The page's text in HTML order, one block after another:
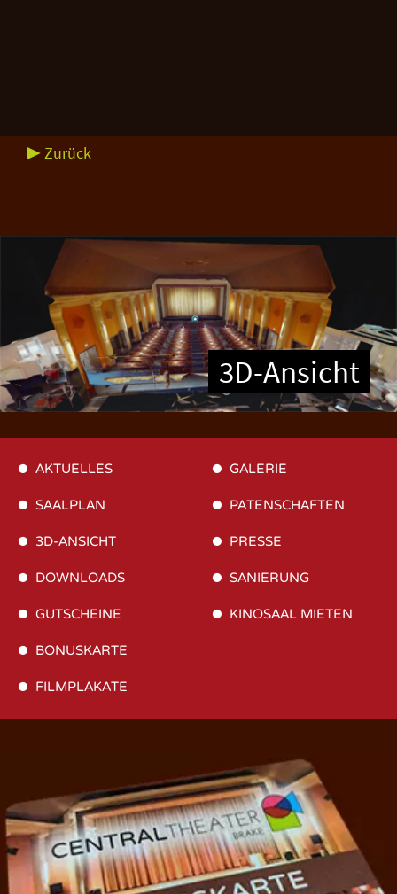
▶ Zurück
3D-Ansicht
AKTUELLES
SAALPLAN
3D-ANSICHT
DOWNLOADS
GUTSCHEINE
BONUSKARTE
FILMPLAKATE
GALERIE
PATENSCHAFTEN
PRESSE
SANIERUNG
KINOSAAL MIETEN